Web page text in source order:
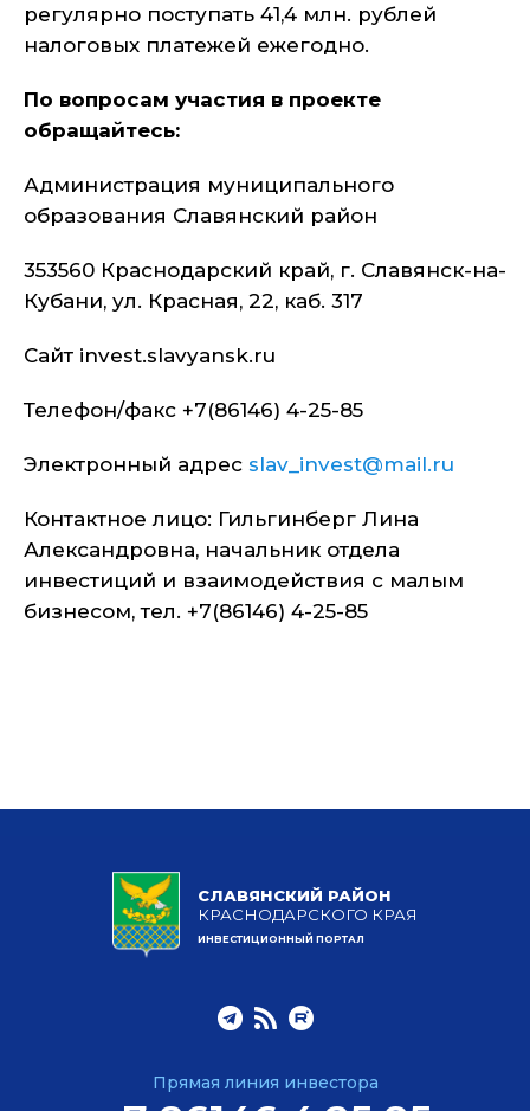
регулярно поступать 41,4 млн. рублей
налоговых платежей ежегодно.
По вопросам участия в проекте
обращайтесь:
Администрация муниципального
образования Славянский район
353560 Краснодарский край, г. Славянск-на-
Кубани, ул. Красная, 22, каб. 317
Сайт invest.slavyansk.ru
Телефон/факс +7(86146) 4-25-85
Электронный адрес slav_invest@mail.ru
Контактное лицо: Гильгинберг Лина
Александровна, начальник отдела
инвестиций и взаимодействия с малым
бизнесом, тел. +7(86146) 4-25-85
СЛАВЯНСКИЙ РАЙОН
КРАСНОДАРСКОГО КРАЯ
ИНВЕСТИЦИОННЫЙ ПОРТАЛ
Прямая линия инвестора